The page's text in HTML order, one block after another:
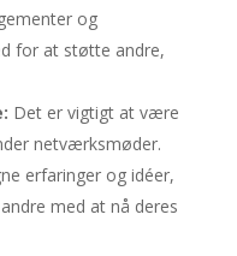
og
for at støtte andre,
Det er vigtigt at være
netværksmøder.
erfaringer og idéer,
med at nå deres